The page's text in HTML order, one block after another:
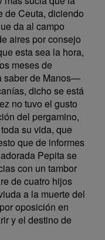
de Ceuta, diciendo
da al campo
aires por consejo
esta sea la hora,
meses de
saber de Manos—
dicho se está
no tuvo el gusto
del pergamino,
su vida, que
que de informes
Pepita se
con un tambor
de cuatro hijos
a la muerte del
oposición en
y el destino de